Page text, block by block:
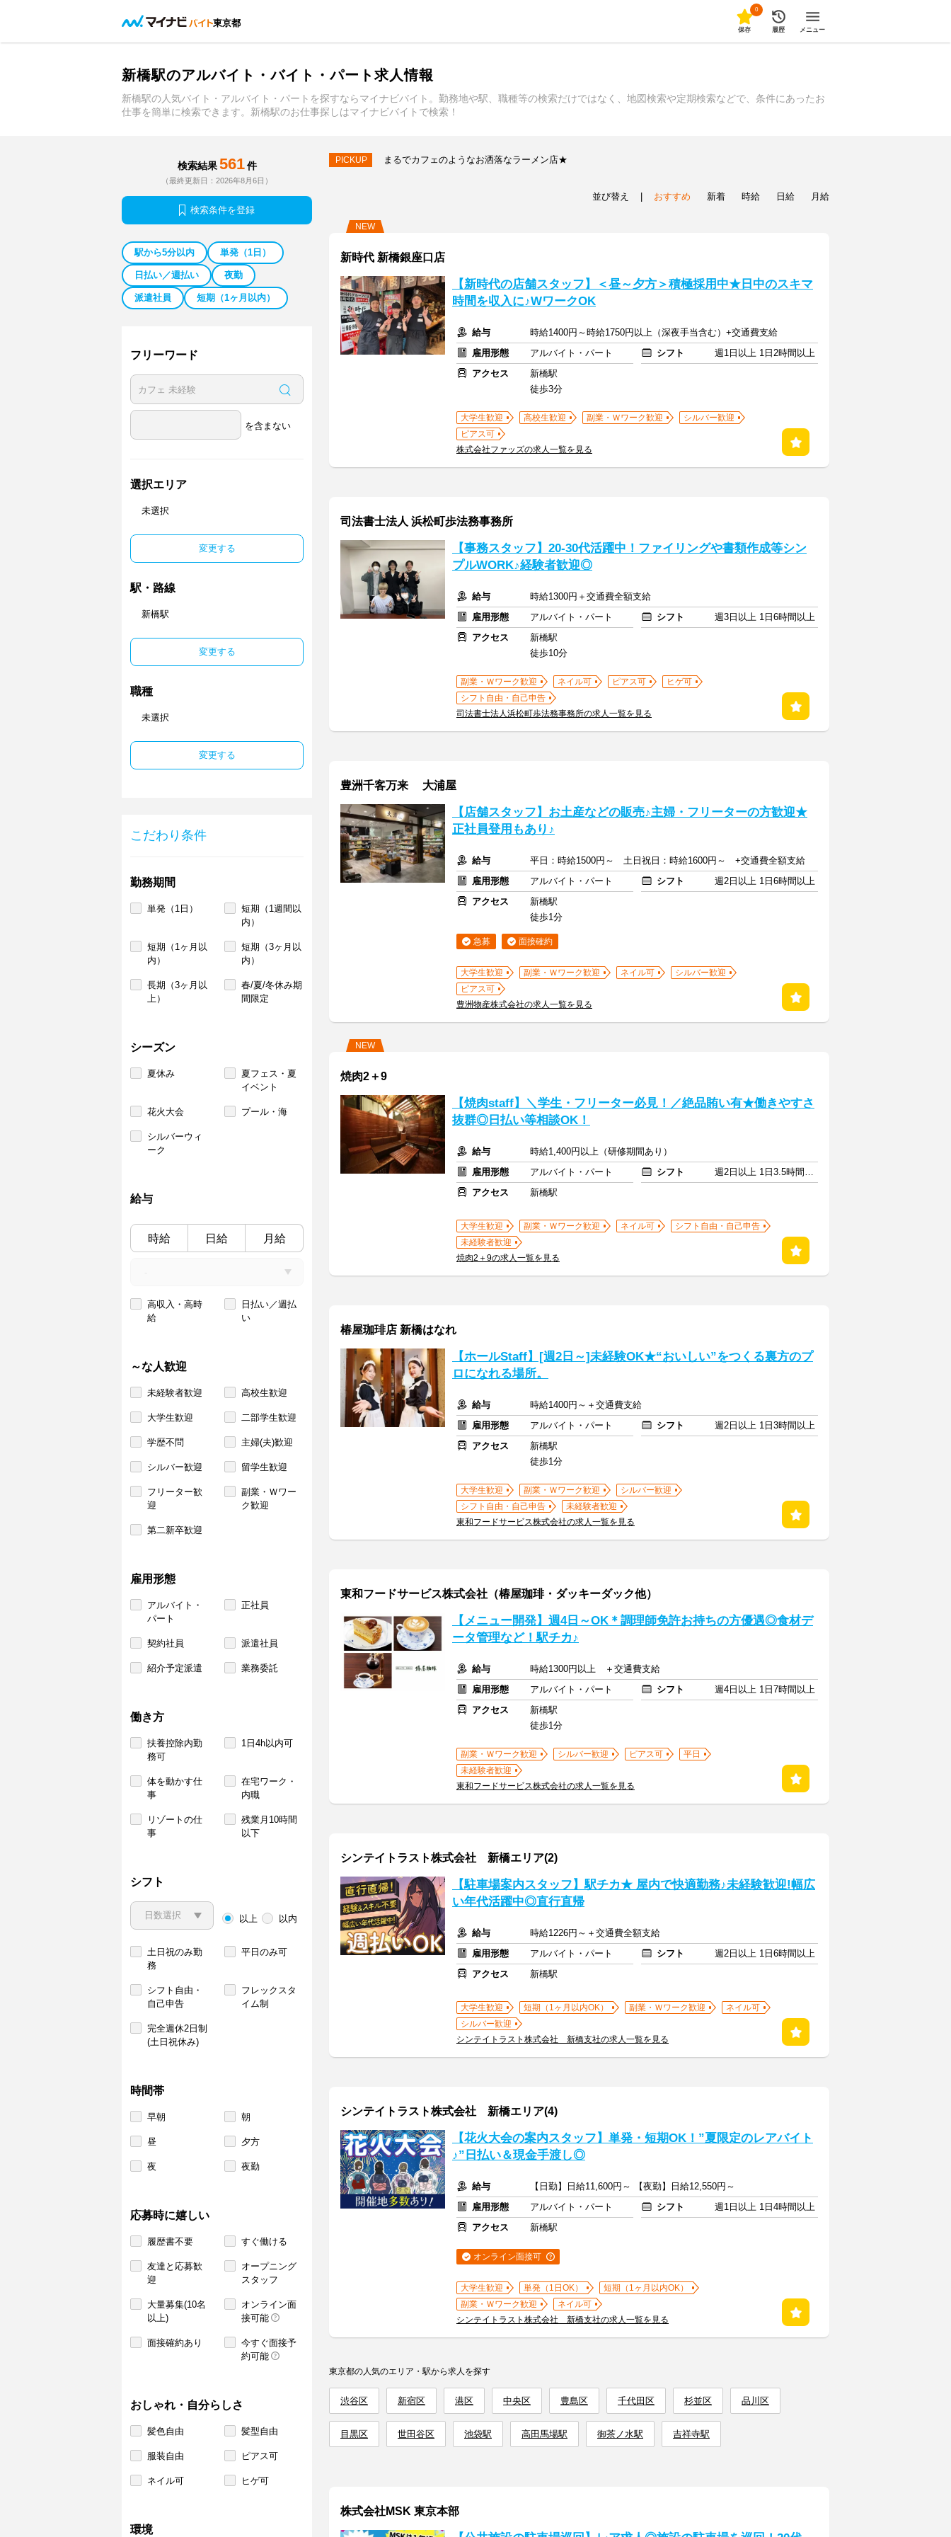
東京都
0
保存 履歴 メニュー
新橋駅のアルバイト・バイト・パート求人情報
新橋駅の人気バイト・アルバイト・パートを探すならマイナビバイト。勤務地や駅、職種等の検索だけではなく、地図検索や定期検索などで、条件にあったお
仕事を簡単に検索できます。新橋駅のお仕事探しはマイナビバイトで検索！
検索結果 561 件
（最終更新日：2026年8月6日）
検索条件を登録
駅から5分以内 単発（1日）
日払い／週払い 夜勤
派遣社員 短期（1ヶ月以内）
フリーワード
を含まない
選択エリア
未選択
変更する
駅・路線
新橋駅
変更する
職種
未選択
変更する
こだわり条件
勤務期間
単発（1日）
短期（1週間以
内）
短期（1ヶ月以
内）
短期（3ヶ月以
内）
長期（3ヶ月以
上）
春/夏/冬休み期
間限定
シーズン
夏休み
夏フェス・夏
イベント
花火大会 プール・海
シルバーウィ
ーク
給与
時給 日給 月給
高収入・高時
給
日払い／週払
い
～な人歓迎
未経験者歓迎 高校生歓迎
大学生歓迎 二部学生歓迎
学歴不問 主婦(夫)歓迎
シルバー歓迎 留学生歓迎
フリーター歓
迎
副業・Ｗワー
ク歓迎
第二新卒歓迎
雇用形態
アルバイト・
パート
正社員
契約社員 派遣社員
紹介予定派遣 業務委託
働き方
扶養控除内勤
務可
1日4h以内可
体を動かす仕
事
在宅ワーク・
内職
リゾートの仕
事
残業月10時間
以下
シフト
以上 以内
土日祝のみ勤
務
平日のみ可
シフト自由・
自己申告
フレックスタ
イム制
完全週休2日制
(土日祝休み)
時間帯
早朝 朝
昼 夕方
夜 夜勤
応募時に嬉しい
履歴書不要 すぐ働ける
友達と応募歓
迎
オープニング
スタッフ
大量募集(10名
以上)
オンライン面
接可能
面接確約あり
今すぐ面接予
約可能
おしゃれ・自分らしさ
髪色自由 髪型自由
服装自由 ピアス可
ネイル可 ヒゲ可
環境
PICKUP まるでカフェのようなお洒落なラーメン店★
並び替え おすすめ 新着 時給 日給 月給
NEW
新時代 新橋銀座口店
【新時代の店舗スタッフ】＜昼～夕方＞積極採用中★日中のスキマ
時間を収入に♪WワークOK
給与
時給1400円～時給1750円以上（深夜手当含む）+交通費支給
雇用形態
アルバイト・パート シフト
週1日以上 1日2時間以上
アクセス
新橋駅
徒歩3分
大学生歓迎 高校生歓迎 副業・Ｗワーク歓迎
シルバー歓迎
ピアス可
株式会社ファッズの求人一覧を見る
司法書士法人 浜松町歩法務事務所
【事務スタッフ】20-30代活躍中！ファイリングや書類作成等シン
プルWORK♪経験者歓迎◎
給与
時給1300円＋交通費全額支給
雇用形態
アルバイト・パート シフト
週3日以上 1日6時間以上
アクセス
新橋駅
徒歩10分
副業・Ｗワーク歓迎 ネイル可 ピアス可
ヒゲ可
シフト自由・自己申告
司法書士法人浜松町歩法務事務所の求人一覧を見る
豊洲千客万来 大浦屋
【店舗スタッフ】お土産などの販売♪主婦・フリーターの方歓迎★
正社員登用もあり♪
給与
平日：時給1500円～ 土日祝日：時給1600円～ +交通費全額支給
雇用形態
アルバイト・パート シフト
週2日以上 1日6時間以上
アクセス
新橋駅
徒歩1分
急募 面接確約
大学生歓迎 副業・Ｗワーク歓迎 ネイル可
シルバー歓迎
ピアス可
豊洲物産株式会社の求人一覧を見る
NEW
焼肉2＋9
【焼肉staff】＼学生・フリーター必見！／絶品賄い有★働きやすさ
抜群◎日払い等相談OK！
給与
時給1,400円以上（研修期間あり）
雇用形態
アルバイト・パート シフト
週2日以上 1日3.5時間以上
アクセス
新橋駅
大学生歓迎 副業・Ｗワーク歓迎 ネイル可
シフト自由・自己申告
未経験者歓迎
焼肉2＋9の求人一覧を見る
椿屋珈琲店 新橋はなれ
【ホールStaff】[週2日～]未経験OK★“おいしい”をつくる裏方のプ
ロになれる場所。
給与
時給1400円～＋交通費支給
雇用形態
アルバイト・パート シフト
週2日以上 1日3時間以上
アクセス
新橋駅
徒歩1分
大学生歓迎 副業・Ｗワーク歓迎
シルバー歓迎
シフト自由・自己申告
未経験者歓迎
東和フードサービス株式会社の求人一覧を見る
東和フードサービス株式会社（椿屋珈琲・ダッキーダック他）
【メニュー開発】週4日～OK＊調理師免許お持ちの方優遇◎食材デ
ータ管理など！駅チカ♪
給与
時給1300円以上 ＋交通費支給
雇用形態
アルバイト・パート シフト
週4日以上 1日7時間以上
アクセス
新橋駅
徒歩1分
副業・Ｗワーク歓迎 シルバー歓迎 ピアス可
平日
未経験者歓迎
東和フードサービス株式会社の求人一覧を見る
シンテイトラスト株式会社 新橋エリア(2)
【駐車場案内スタッフ】駅チカ★ 屋内で快適勤務♪未経験歓迎!幅広
い年代活躍中◎直行直帰
給与
時給1226円～＋交通費全額支給
雇用形態
アルバイト・パート シフト
週2日以上 1日6時間以上
アクセス
新橋駅
大学生歓迎 短期（1ヶ月以内OK） 副業・Ｗワーク歓迎
ネイル可
シルバー歓迎
シンテイトラスト株式会社 新橋支社の求人一覧を見る
シンテイトラスト株式会社 新橋エリア(4)
【花火大会の案内スタッフ】単発・短期OK！”夏限定のレアバイト
♪”日払い＆現金手渡し◎
給与
【日勤】日給11,600円～ 【夜勤】日給12,550円～
雇用形態
アルバイト・パート シフト
週1日以上 1日4時間以上
アクセス
新橋駅
オンライン面接可
大学生歓迎 単発（1日OK）
短期（1ヶ月以内OK）
副業・Ｗワーク歓迎
ネイル可
シンテイトラスト株式会社 新橋支社の求人一覧を見る
東京都の人気のエリア・駅から求人を探す
渋谷区 新宿区 港区 中央区 豊島区 千代田区 杉並区 品川区
目黒区 世田谷区 池袋駅 高田馬場駅 御茶ノ水駅 吉祥寺駅
株式会社MSK 東京本部